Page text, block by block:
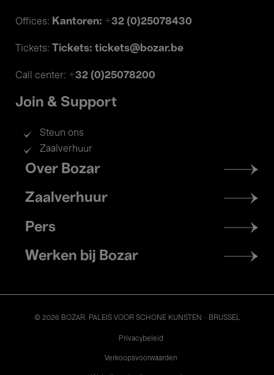
Offices: Kantoren: +32 (0)25078430
Tickets: Tickets: tickets@bozar.be
Call center: +32 (0)25078200
Join & Support
Steun ons
Zaalverhuur
Footer
menu
Over Bozar
Zaalverhuur
Pers
Werken bij Bozar
© 2026 BOZAR. PALEIS VOOR SCHONE KUNSTEN - BRUSSEL
Privacybeleid
Verkoopsvoorwaarden